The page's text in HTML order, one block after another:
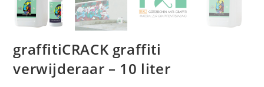
graffitiCRACK graffiti
verwijderaar – 10 liter